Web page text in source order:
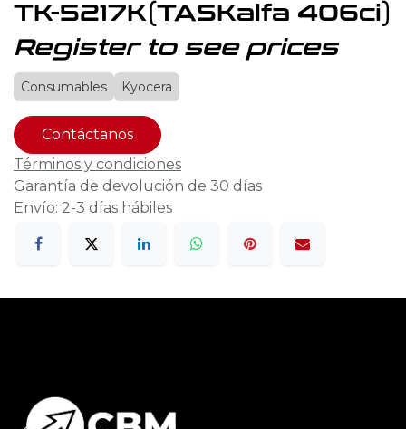
TK-5217K(TASKalfa 406ci)
Register to see prices
Consumables Kyocera
Contáctanos
Términos y condiciones
Garantía de devolución de 30 días
Envío: 2-3 días hábiles